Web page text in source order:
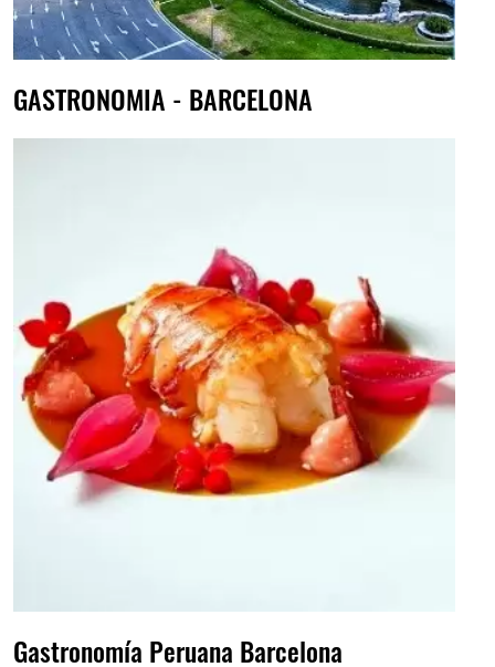
GASTRONOMIA - BARCELONA
Gastronomía Peruana Barcelona